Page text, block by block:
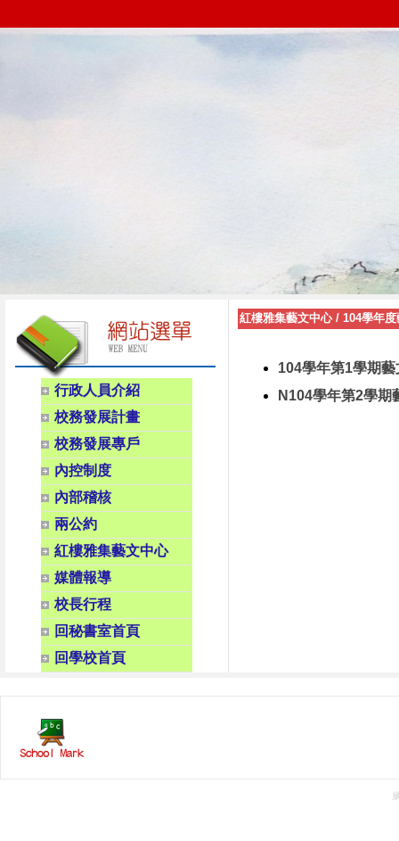
行政人員介紹
校務發展計畫
校務發展專戶
內控制度
內部稽核
兩公約
紅樓雅集藝文中心
媒體報導
校長行程
回秘書室首頁
回學校首頁
紅樓雅集藝文中心/ 104學年
104學年第1學期
N104學年第2學期